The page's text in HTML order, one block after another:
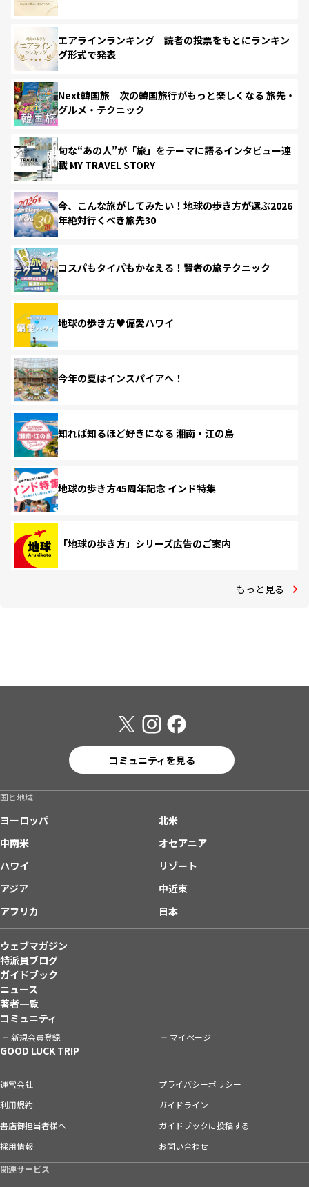
エアラインランキング 読者の投票をもとにランキン
グ形式で発表
Next韓国旅 次の韓国旅行がもっと楽しくなる 旅先・
グルメ・テクニック
旬な“あの人”が「旅」をテーマに語るインタビュー連
載 MY TRAVEL STORY
今、こんな旅がしてみたい！地球の歩き方が選ぶ2026
年絶対行くべき旅先30
コスパもタイパもかなえる！賢者の旅テクニック
地球の歩き方♥偏愛ハワイ
今年の夏はインスパイアへ！
知れば知るほど好きになる 湘南・江の島
地球の歩き方45周年記念 インド特集
「地球の歩き方」シリーズ広告のご案内
もっと見る
コミュニティを見る
国と地域
ヨーロッパ
北米
中南米
オセアニア
ハワイ
リゾート
アジア
中近東
アフリカ
日本
ウェブマガジン
特派員ブログ
ガイドブック
ニュース
著者一覧
コミュニティ
新規会員登録 マイページ
GOOD LUCK TRIP
運営会社
プライバシーポリシー
利用規約
ガイドライン
書店御担当者様へ
ガイドブックに投稿する
採用情報
お問い合わせ
関連サービス